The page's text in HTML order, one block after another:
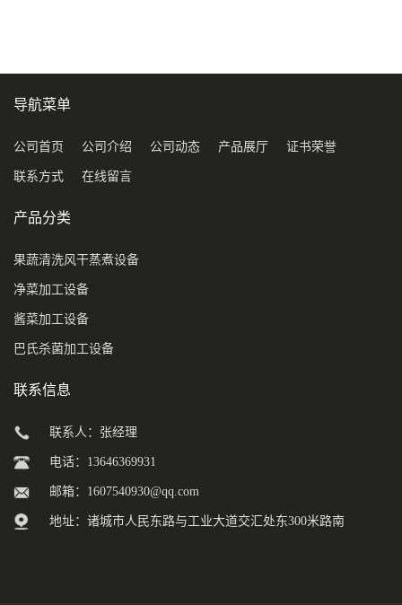
导航菜单
公司首页 公司介绍 公司动态 产品展厅 证书荣誉
联系方式 在线留言
产品分类
果蔬清洗风干蒸煮设备
净菜加工设备
酱菜加工设备
巴氏杀菌加工设备
联系信息
联系人：张经理
电话：13646369931
邮箱： 1607540930@qq.com
地址：诸城市人民东路与工业大道交汇处东300米路南